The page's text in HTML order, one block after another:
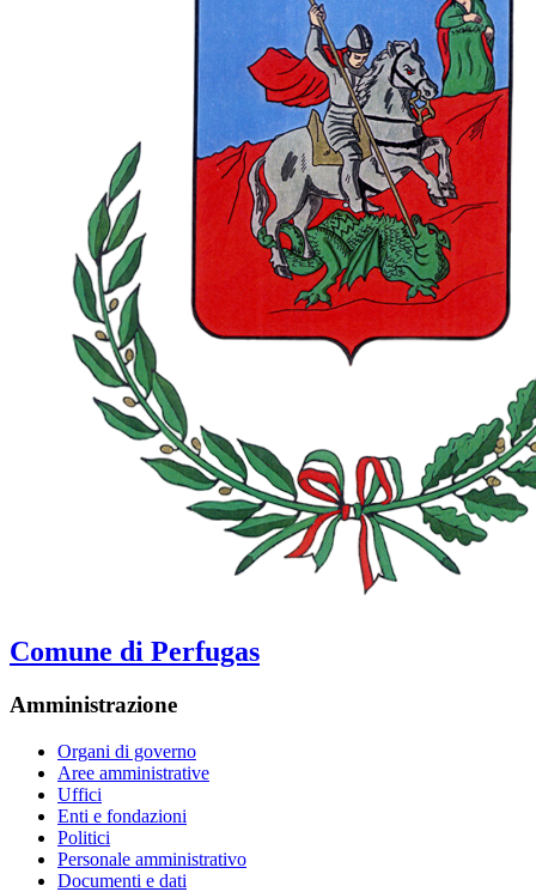
Comune di Perfugas
Amministrazione
Organi di governo
Aree amministrative
Uffici
Enti e fondazioni
Politici
Personale amministrativo
Documenti e dati